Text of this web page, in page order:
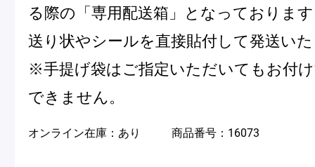
ロン
「ヴルーテ」販売のお知らせ
催事出店の
ピエール・エルメ・パリ
Notre Maison
る際の「専用配送箱」となっておりま
送り状やシールを直接貼付して発送い
※手提げ袋はご指定いただいてもお付
できません。
オンライン在庫： あり 商品番号： 16073